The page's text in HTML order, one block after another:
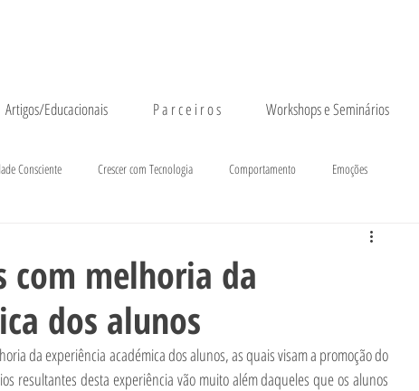
Artigos/Educacionais P a r c e i r o s Workshops e Seminários
Consciente Crescer com Tecnologia Comportamento Emoções
com melhoria da
dos alunos
da experiência académica dos alunos, as quais visam a promoção do
resultantes desta experiência vão muito além daqueles que os alunos